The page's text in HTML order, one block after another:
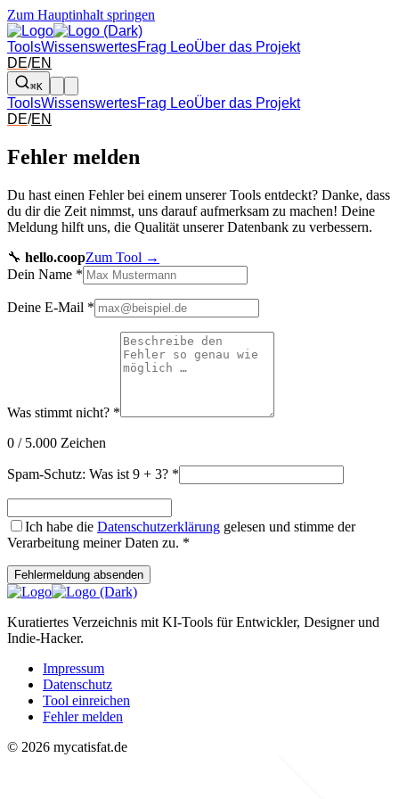
Zum Hauptinhalt springen
ToolsWissenswertesFrag LeoÜber das Projekt
DE/EN
⌘K
ToolsWissenswertesFrag LeoÜber das Projekt
DE/EN
Fehler melden
Du hast einen Fehler bei einem unserer Tools entdeckt? Danke, dass
du dir die Zeit nimmst, uns darauf aufmerksam zu machen! Deine
Meldung hilft uns, die Qualität unserer Datenbank zu verbessern.
🔧 hello.coopZum Tool →
Dein Name *
Deine E-Mail *
Was stimmt nicht? *
0 / 5.000 Zeichen
Spam-Schutz: Was ist 9 + 3? *
Ich habe die Datenschutzerklärung gelesen und stimme der
Verarbeitung meiner Daten zu. *
Fehlermeldung absenden
Kuratiertes Verzeichnis mit KI-Tools für Entwickler, Designer und
Indie-Hacker.
Impressum
Datenschutz
Tool einreichen
Fehler melden
© 2026 mycatisfat.de